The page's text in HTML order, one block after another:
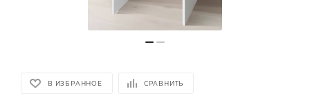
В ИЗБРАННОЕ СРАВНИТЬ